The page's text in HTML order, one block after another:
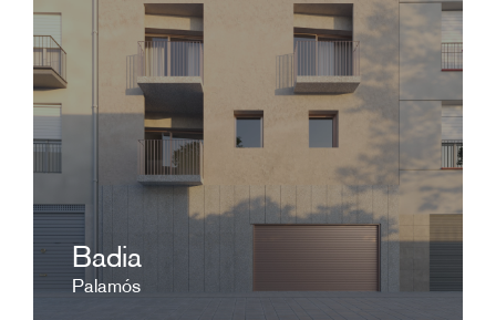
Badia
Palamós
442.000€
ver ficha